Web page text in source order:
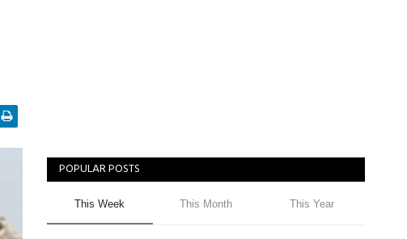
POPULAR POSTS
This Week This Month This Year